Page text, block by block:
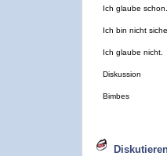
Ich glaube schon.
Ich bin nicht
Ich glaube nicht.
Diskussion
Bimbes